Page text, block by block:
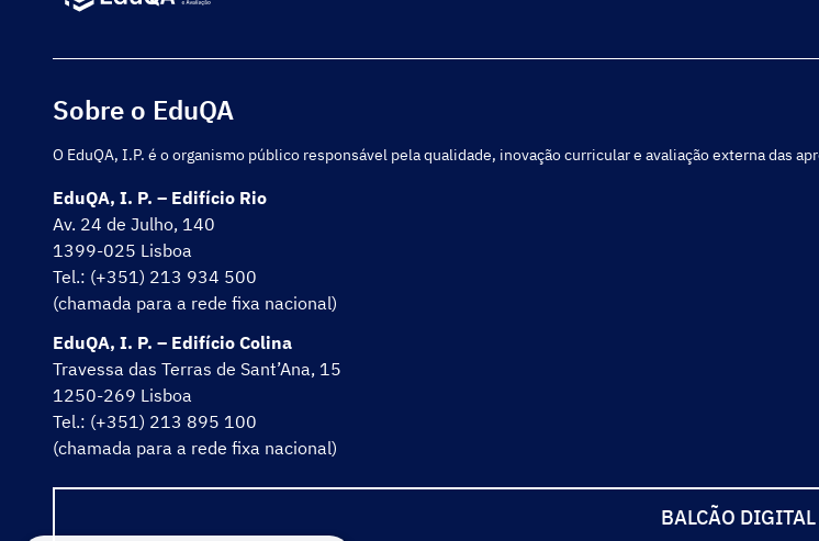
Sobre o EduQA
O EduQA, I.P. é o organismo público responsável pela qualidade, inovação curricular e avaliação externa das
EduQA, I. P. – Edifício Rio
Av. 24 de Julho, 140
1399-025 Lisboa
Tel.: (+351) 213 934 500
(chamada para a rede fixa nacional)
EduQA, I. P. – Edifício Colina
Travessa das Terras de Sant’Ana, 15
1250-269 Lisboa
Tel.: (+351) 213 895 100
(chamada para a rede fixa nacional)
BALCÃO DIGITAL